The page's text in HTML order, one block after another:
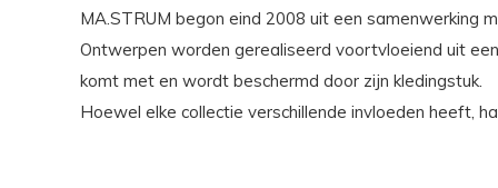
MA.STRUM begon eind 2008 uit een samenwerking
Ontwerpen worden gerealiseerd voortvloeiend uit
komt met en wordt beschermd door zijn kledingstuk.
Hoewel elke collectie verschillende invloeden heeft,